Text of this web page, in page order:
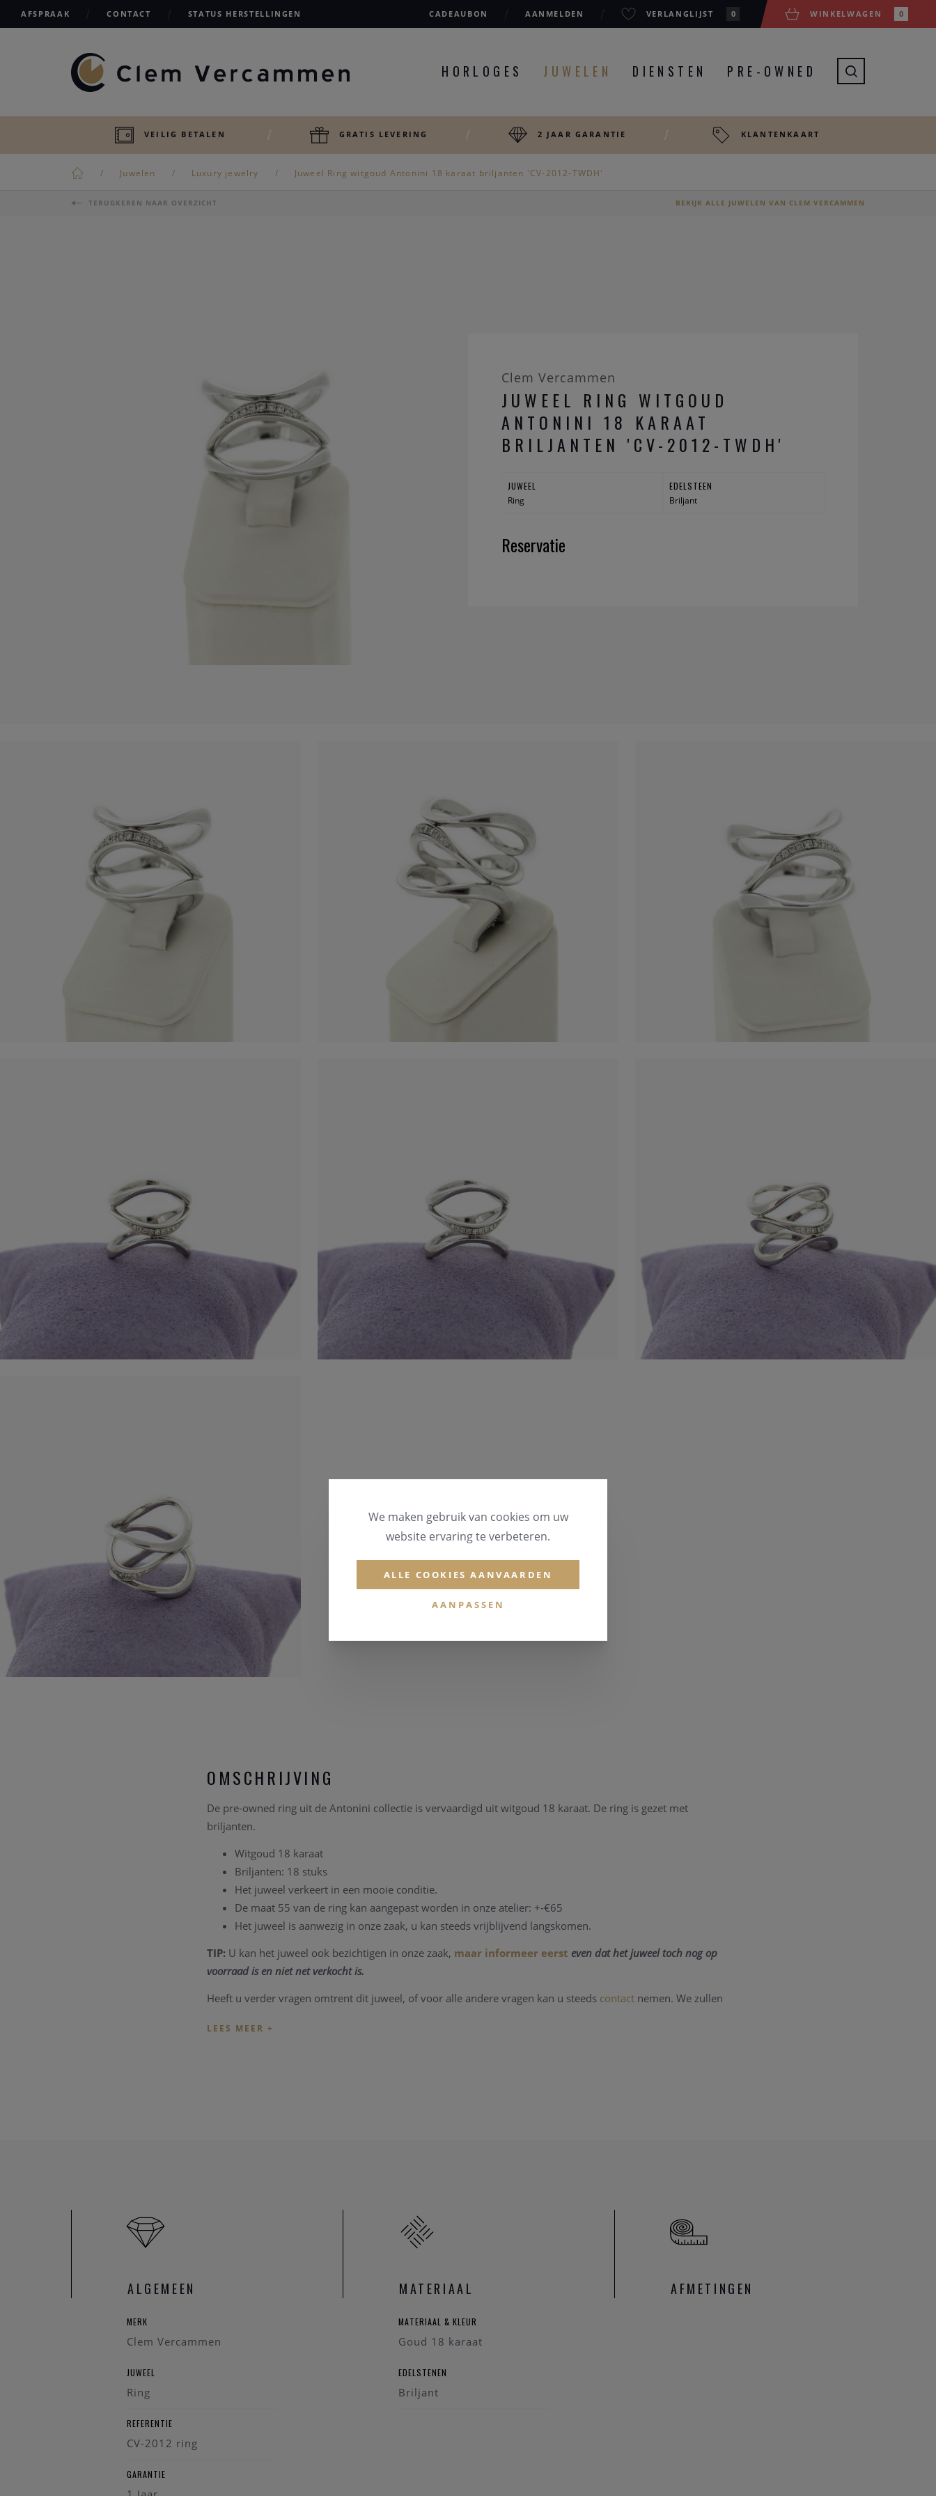
AFSPRAAK CONTACT STATUS HERSTELLINGEN CADEAUBON AANMELDEN VERLANGLIJST 0 WINKELWAGEN 0
HORLOGES JUWELEN DIENSTEN PRE-OWNED
VEILIG BETALEN GRATIS LEVERING 2 JAAR GARANTIE KLANTENKAART
Juwelen Luxury jewelry Juweel Ring witgoud Antonini 18 karaat briljanten 'CV-2012-TWDH'
TERUGKEREN NAAR OVERZICHT BEKIJK ALLE JUWELEN VAN CLEM VERCAMMEN
Clem Vercammen
JUWEEL RING WITGOUD
ANTONINI 18 KARAAT
BRILJANTEN 'CV-2012-TWDH'
JUWEEL
Ring
EDELSTEEN
Briljant
Reservatie
OMSCHRIJVING
De pre-owned ring uit de Antonini collectie is vervaardigd uit witgoud 18 karaat. De ring is gezet met
briljanten.
Witgoud 18 karaat
Briljanten: 18 stuks
Het juweel verkeert in een mooie conditie.
De maat 55 van de ring kan aangepast worden in onze atelier: +-€65
Het juweel is aanwezig in onze zaak, u kan steeds vrijblijvend langskomen.
TIP: U kan het juweel ook bezichtigen in onze zaak, maar informeer eerst even dat het juweel toch nog op
voorraad is en niet net verkocht is.
Heeft u verder vragen omtrent dit juweel, of voor alle andere vragen kan u steeds contact nemen. We zullen
ALGEMEEN
MERK
Clem Vercammen
JUWEEL
Ring
REFERENTIE
CV-2012 ring
GARANTIE
MATERIAAL
MATERIAAL & KLEUR
Goud 18 karaat
EDELSTENEN
Briljant
AFMETINGEN
We maken gebruik van cookies om uw
website ervaring te verbeteren.
ALLE COOKIES AANVAARDEN
AANPASSEN